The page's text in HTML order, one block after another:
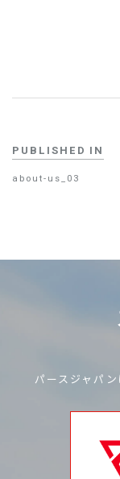
PUBLISHED IN
about-us_03
パースジャパン